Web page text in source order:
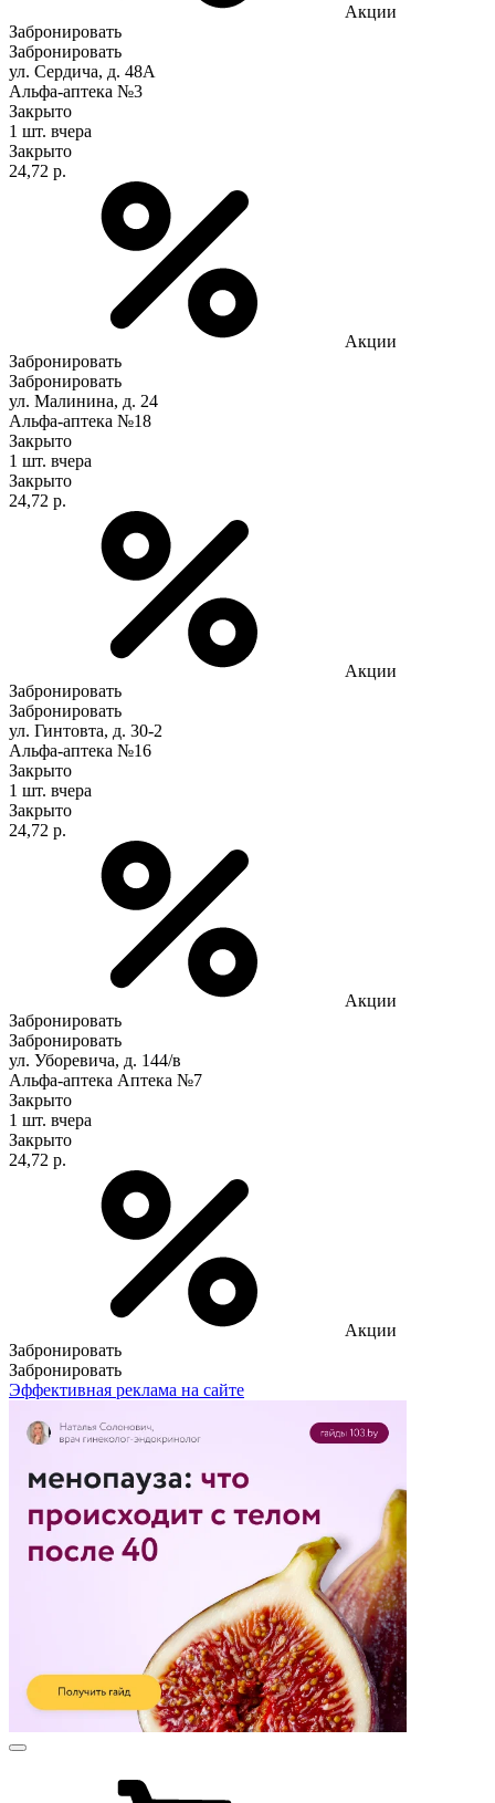
Акции
Забронировать
Забронировать
ул. Сердича, д. 48А
Альфа-аптека №3
Закрыто
1 шт. вчера
Закрыто
24,72 р.
Акции
Забронировать
Забронировать
ул. Малинина, д. 24
Альфа-аптека №18
Закрыто
1 шт. вчера
Закрыто
24,72 р.
Акции
Забронировать
Забронировать
ул. Гинтовта, д. 30-2
Альфа-аптека №16
Закрыто
1 шт. вчера
Закрыто
24,72 р.
Акции
Забронировать
Забронировать
ул. Уборевича, д. 144/в
Альфа-аптека Аптека №7
Закрыто
1 шт. вчера
Закрыто
24,72 р.
Акции
Забронировать
Забронировать
Эффективная реклама на сайте